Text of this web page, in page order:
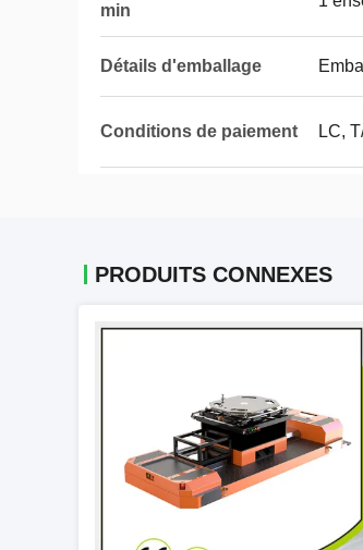
min
Détails d'emballage
Conditions de paiement LC,
PRODUITS CONNEXES